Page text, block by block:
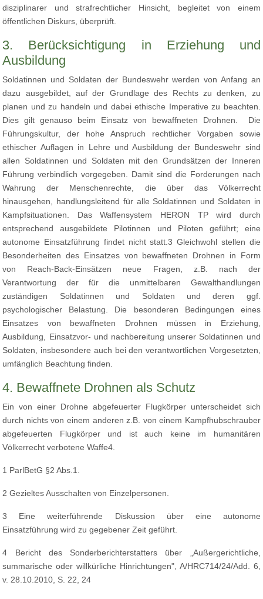
disziplinarer und strafrechtlicher Hinsicht, begleitet von einem
öffentlichen Diskurs, überprüft.
3. Berücksichtigung in Erziehung und
Ausbildung
Soldatinnen und Soldaten der Bundeswehr werden von Anfang an
dazu ausgebildet, auf der Grundlage des Rechts zu denken, zu
planen und zu handeln und dabei ethische Imperative zu beachten.
Dies gilt genauso beim Einsatz von bewaffneten Drohnen. Die
Führungskultur, der hohe Anspruch rechtlicher Vorgaben sowie
ethischer Auflagen in Lehre und Ausbildung der Bundeswehr sind
allen Soldatinnen und Soldaten mit den Grundsätzen der Inneren
Führung verbindlich vorgegeben. Damit sind die Forderungen nach
Wahrung der Menschenrechte, die über das Völkerrecht
hinausgehen, handlungsleitend für alle Soldatinnen und Soldaten in
Kampfsituationen. Das Waffensystem HERON TP wird durch
entsprechend ausgebildete Pilotinnen und Piloten geführt; eine
autonome Einsatzführung findet nicht statt.3 Gleichwohl stellen die
Besonderheiten des Einsatzes von bewaffneten Drohnen in Form
von Reach-Back-Einsätzen neue Fragen, z.B. nach der
Verantwortung der für die unmittelbaren Gewalthandlungen
zuständigen Soldatinnen und Soldaten und deren ggf.
psychologischer Belastung. Die besonderen Bedingungen eines
Einsatzes von bewaffneten Drohnen müssen in Erziehung,
Ausbildung, Einsatzvor- und nachbereitung unserer Soldatinnen und
Soldaten, insbesondere auch bei den verantwortlichen Vorgesetzten,
umfänglich Beachtung finden.
4. Bewaffnete Drohnen als Schutz
Ein von einer Drohne abgefeuerter Flugkörper unterscheidet sich
durch nichts von einem anderen z.B. von einem Kampfhubschrauber
abgefeuerten Flugkörper und ist auch keine im humanitären
Völkerrecht verbotene Waffe4.
1 ParlBetG §2 Abs.1.
2 Gezieltes Ausschalten von Einzelpersonen.
3 Eine weiterführende Diskussion über eine autonome
Einsatzführung wird zu gegebener Zeit geführt.
4 Bericht des Sonderberichterstatters über „Außergerichtliche,
summarische oder willkürliche Hinrichtungen", A/HRC714/24/Add. 6,
v. 28.10.2010, S. 22, 24